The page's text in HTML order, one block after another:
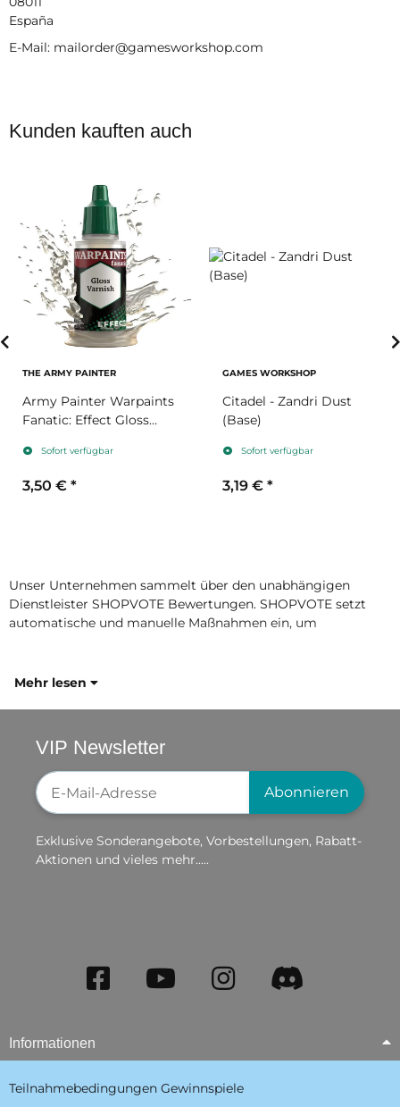
España
E-Mail: mailorder@gamesworkshop.com
Kunden kauften auch
THE ARMY PAINTER
Army Painter Warpaints
Fanatic: Effect Gloss
Sofort verfügbar
3,50 € *
GAMES WORKSHOP
Citadel - Zandri Dust
(Base)
Sofort verfügbar
3,19 € *
Unser Unternehmen sammelt über den unabhängigen
Dienstleister SHOPVOTE Bewertungen. SHOPVOTE setzt
automatische und manuelle Maßnahmen ein, um
Mehr lesen
VIP Newsletter
Newsletter-Registrierung
Abonnieren
Exklusive Sonderangebote, Vorbestellungen, Rabatt-
Aktionen und vieles mehr.....
Informationen
Teilnahmebedingungen Gewinnspiele